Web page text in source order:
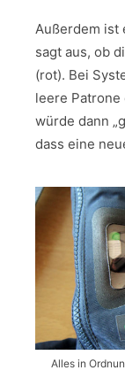
Außerdem ist
sagt aus, ob
(rot). Bei
leere
würde dann
dass eine
Alles in